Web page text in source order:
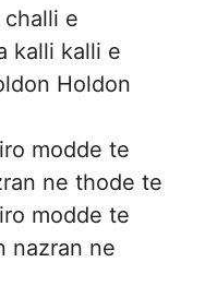
e
kalli kalli e
Holdon
modde te
ne thode te
modde te
nazran ne